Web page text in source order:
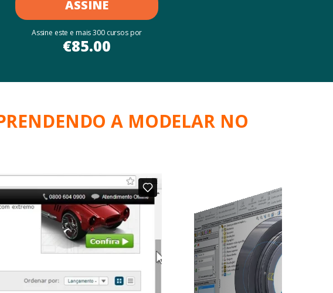
ASSINE
Assine este e mais 300 cursos por
€85.00
A MODELAR NO